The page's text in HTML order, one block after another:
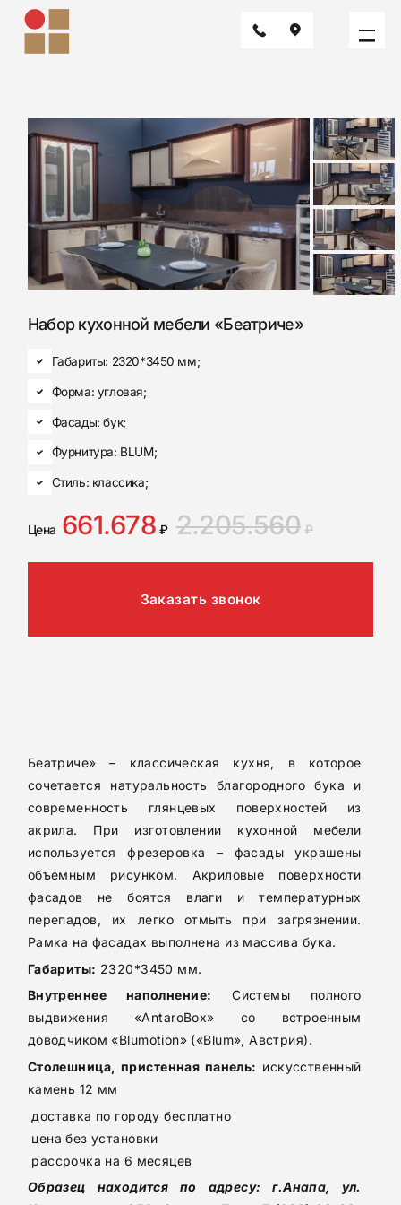
+7 (918) 645-86-20
Набор кухонной
Набор кухонной мебели «Беатриче»
Габариты: 2320*3450 мм;
Форма: угловая;
Фасады: бук;
Фурнитура: BLUM;
Стиль: классика;
Цена 661.678 ₽ 2.205.560 ₽
Заказать звонок
Беатриче» – классическая кухня, в которое
сочетается натуральность благородного бука и
современность глянцевых поверхностей из
акрила. При изготовлении кухонной мебели
используется фрезеровка – фасады украшены
объемным рисунком. Акриловые поверхности
фасадов не боятся влаги и температурных
перепадов, их легко отмыть при загрязнении.
Рамка на фасадах выполнена из массива бука.
Габариты: 2320*3450 мм.
Внутреннее наполнение: Системы полного
выдвижения «AntaroBox» со встроенным
доводчиком «Blumotion» («Blum», Австрия).
Столешница, пристенная панель: искусственный
камень 12 мм
доставка по городу бесплатно
цена без установки
рассрочка на 6 месяцев
Образец находится по адресу: г.Анапа, ул.